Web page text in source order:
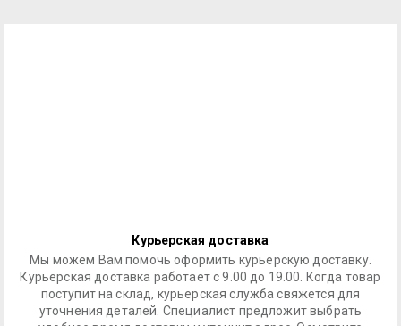
Курьерская доставка
Мы можем Вам помочь оформить курьерскую доставку.
Курьерская доставка работает с 9.00 до 19.00. Когда товар
поступит на склад, курьерская служба свяжется для
уточнения деталей. Специалист предложит выбрать